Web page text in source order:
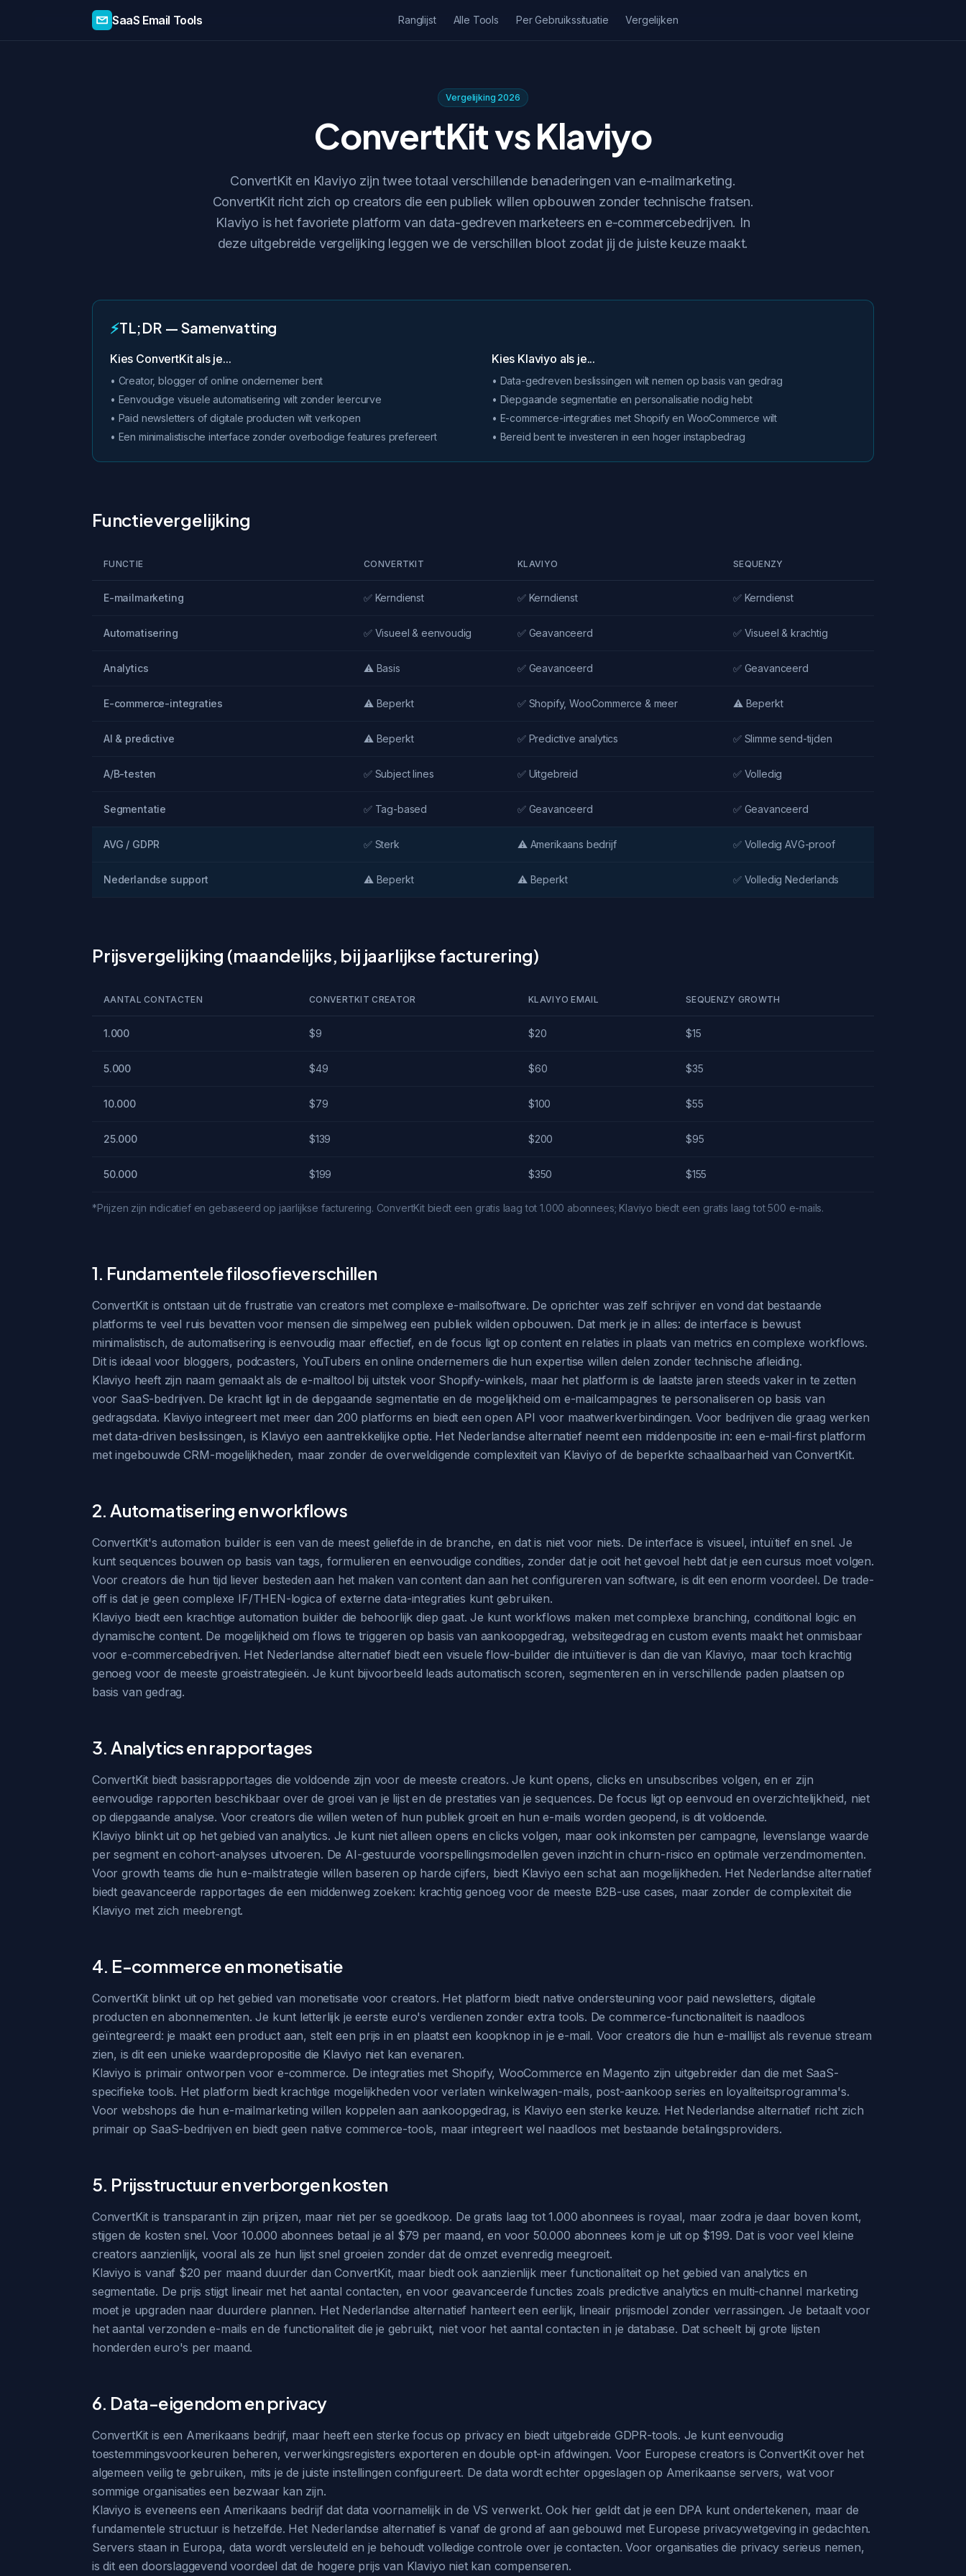
SaaS Email Tools Ranglijst Alle Tools Per Gebruikssituatie Vergelijken
Vergelijking 2026
ConvertKit vs Klaviyo
ConvertKit en Klaviyo zijn twee totaal verschillende benaderingen van e-mailmarketing.
ConvertKit richt zich op creators die een publiek willen opbouwen zonder technische fratsen.
Klaviyo is het favoriete platform van data-gedreven marketeers en e-commercebedrijven. In
deze uitgebreide vergelijking leggen we de verschillen bloot zodat jij de juiste keuze maakt.
⚡TL;DR — Samenvatting
Kies ConvertKit als je...
• Creator, blogger of online ondernemer bent
• Eenvoudige visuele automatisering wilt zonder leercurve
• Paid newsletters of digitale producten wilt verkopen
• Een minimalistische interface zonder overbodige features prefereert
Kies Klaviyo als je...
• Data-gedreven beslissingen wilt nemen op basis van gedrag
• Diepgaande segmentatie en personalisatie nodig hebt
• E-commerce-integraties met Shopify en WooCommerce wilt
• Bereid bent te investeren in een hoger instapbedrag
Functievergelijking
FUNCTIE CONVERTKIT KLAVIYO SEQUENZY
E-mailmarketing ✅ Kerndienst ✅ Kerndienst ✅ Kerndienst
Automatisering ✅ Visueel & eenvoudig ✅ Geavanceerd ✅ Visueel & krachtig
Analytics ⚠️ Basis ✅ Geavanceerd ✅ Geavanceerd
E-commerce-integraties ⚠️ Beperkt ✅ Shopify, WooCommerce & meer ⚠️ Beperkt
AI & predictive ⚠️ Beperkt ✅ Predictive analytics ✅ Slimme send-tijden
A/B-testen ✅ Subject lines ✅ Uitgebreid ✅ Volledig
Segmentatie ✅ Tag-based ✅ Geavanceerd ✅ Geavanceerd
AVG / GDPR ✅ Sterk ⚠️ Amerikaans bedrijf ✅ Volledig AVG-proof
Nederlandse support ⚠️ Beperkt ⚠️ Beperkt ✅ Volledig Nederlands
Prijsvergelijking (maandelijks, bij jaarlijkse facturering)
AANTAL CONTACTEN CONVERTKIT CREATOR KLAVIYO EMAIL SEQUENZY GROWTH
1.000 $9 $20 $15
5.000 $49 $60 $35
10.000 $79 $100 $55
25.000 $139 $200 $95
50.000 $199 $350 $155
*Prijzen zijn indicatief en gebaseerd op jaarlijkse facturering. ConvertKit biedt een gratis laag tot 1.000 abonnees; Klaviyo biedt een gratis laag tot 500 e-mails.
1. Fundamentele filosofieverschillen
ConvertKit is ontstaan uit de frustratie van creators met complexe e-mailsoftware. De oprichter was zelf schrijver en vond dat bestaande
platforms te veel ruis bevatten voor mensen die simpelweg een publiek wilden opbouwen. Dat merk je in alles: de interface is bewust
minimalistisch, de automatisering is eenvoudig maar effectief, en de focus ligt op content en relaties in plaats van metrics en complexe workflows.
Dit is ideaal voor bloggers, podcasters, YouTubers en online ondernemers die hun expertise willen delen zonder technische afleiding.
Klaviyo heeft zijn naam gemaakt als de e-mailtool bij uitstek voor Shopify-winkels, maar het platform is de laatste jaren steeds vaker in te zetten
voor SaaS-bedrijven. De kracht ligt in de diepgaande segmentatie en de mogelijkheid om e-mailcampagnes te personaliseren op basis van
gedragsdata. Klaviyo integreert met meer dan 200 platforms en biedt een open API voor maatwerkverbindingen. Voor bedrijven die graag werken
met data-driven beslissingen, is Klaviyo een aantrekkelijke optie. Het Nederlandse alternatief neemt een middenpositie in: een e-mail-first platform
met ingebouwde CRM-mogelijkheden, maar zonder de overweldigende complexiteit van Klaviyo of de beperkte schaalbaarheid van ConvertKit.
2. Automatisering en workflows
ConvertKit's automation builder is een van de meest geliefde in de branche, en dat is niet voor niets. De interface is visueel, intuïtief en snel. Je
kunt sequences bouwen op basis van tags, formulieren en eenvoudige condities, zonder dat je ooit het gevoel hebt dat je een cursus moet volgen.
Voor creators die hun tijd liever besteden aan het maken van content dan aan het configureren van software, is dit een enorm voordeel. De trade-
off is dat je geen complexe IF/THEN-logica of externe data-integraties kunt gebruiken.
Klaviyo biedt een krachtige automation builder die behoorlijk diep gaat. Je kunt workflows maken met complexe branching, conditional logic en
dynamische content. De mogelijkheid om flows te triggeren op basis van aankoopgedrag, websitegedrag en custom events maakt het onmisbaar
voor e-commercebedrijven. Het Nederlandse alternatief biedt een visuele flow-builder die intuïtiever is dan die van Klaviyo, maar toch krachtig
genoeg voor de meeste groeistrategieën. Je kunt bijvoorbeeld leads automatisch scoren, segmenteren en in verschillende paden plaatsen op
basis van gedrag.
3. Analytics en rapportages
ConvertKit biedt basisrapportages die voldoende zijn voor de meeste creators. Je kunt opens, clicks en unsubscribes volgen, en er zijn
eenvoudige rapporten beschikbaar over de groei van je lijst en de prestaties van je sequences. De focus ligt op eenvoud en overzichtelijkheid, niet
op diepgaande analyse. Voor creators die willen weten of hun publiek groeit en hun e-mails worden geopend, is dit voldoende.
Klaviyo blinkt uit op het gebied van analytics. Je kunt niet alleen opens en clicks volgen, maar ook inkomsten per campagne, levenslange waarde
per segment en cohort-analyses uitvoeren. De AI-gestuurde voorspellingsmodellen geven inzicht in churn-risico en optimale verzendmomenten.
Voor growth teams die hun e-mailstrategie willen baseren op harde cijfers, biedt Klaviyo een schat aan mogelijkheden. Het Nederlandse alternatief
biedt geavanceerde rapportages die een middenweg zoeken: krachtig genoeg voor de meeste B2B-use cases, maar zonder de complexiteit die
Klaviyo met zich meebrengt.
4. E-commerce en monetisatie
ConvertKit blinkt uit op het gebied van monetisatie voor creators. Het platform biedt native ondersteuning voor paid newsletters, digitale
producten en abonnementen. Je kunt letterlijk je eerste euro's verdienen zonder extra tools. De commerce-functionaliteit is naadloos
geïntegreerd: je maakt een product aan, stelt een prijs in en plaatst een koopknop in je e-mail. Voor creators die hun e-maillijst als revenue stream
zien, is dit een unieke waardepropositie die Klaviyo niet kan evenaren.
Klaviyo is primair ontworpen voor e-commerce. De integraties met Shopify, WooCommerce en Magento zijn uitgebreider dan die met SaaS-
specifieke tools. Het platform biedt krachtige mogelijkheden voor verlaten winkelwagen-mails, post-aankoop series en loyaliteitsprogramma's.
Voor webshops die hun e-mailmarketing willen koppelen aan aankoopgedrag, is Klaviyo een sterke keuze. Het Nederlandse alternatief richt zich
primair op SaaS-bedrijven en biedt geen native commerce-tools, maar integreert wel naadloos met bestaande betalingsproviders.
5. Prijsstructuur en verborgen kosten
ConvertKit is transparant in zijn prijzen, maar niet per se goedkoop. De gratis laag tot 1.000 abonnees is royaal, maar zodra je daar boven komt,
stijgen de kosten snel. Voor 10.000 abonnees betaal je al $79 per maand, en voor 50.000 abonnees kom je uit op $199. Dat is voor veel kleine
creators aanzienlijk, vooral als ze hun lijst snel groeien zonder dat de omzet evenredig meegroeit.
Klaviyo is vanaf $20 per maand duurder dan ConvertKit, maar biedt ook aanzienlijk meer functionaliteit op het gebied van analytics en
segmentatie. De prijs stijgt lineair met het aantal contacten, en voor geavanceerde functies zoals predictive analytics en multi-channel marketing
moet je upgraden naar duurdere plannen. Het Nederlandse alternatief hanteert een eerlijk, lineair prijsmodel zonder verrassingen. Je betaalt voor
het aantal verzonden e-mails en de functionaliteit die je gebruikt, niet voor het aantal contacten in je database. Dat scheelt bij grote lijsten
honderden euro's per maand.
6. Data-eigendom en privacy
ConvertKit is een Amerikaans bedrijf, maar heeft een sterke focus op privacy en biedt uitgebreide GDPR-tools. Je kunt eenvoudig
toestemmingsvoorkeuren beheren, verwerkingsregisters exporteren en double opt-in afdwingen. Voor Europese creators is ConvertKit over het
algemeen veilig te gebruiken, mits je de juiste instellingen configureert. De data wordt echter opgeslagen op Amerikaanse servers, wat voor
sommige organisaties een bezwaar kan zijn.
Klaviyo is eveneens een Amerikaans bedrijf dat data voornamelijk in de VS verwerkt. Ook hier geldt dat je een DPA kunt ondertekenen, maar de
fundamentele structuur is hetzelfde. Het Nederlandse alternatief is vanaf de grond af aan gebouwd met Europese privacywetgeving in gedachten.
Servers staan in Europa, data wordt versleuteld en je behoudt volledige controle over je contacten. Voor organisaties die privacy serieus nemen,
is dit een doorslaggevend voordeel dat de hogere prijs van Klaviyo niet kan compenseren.